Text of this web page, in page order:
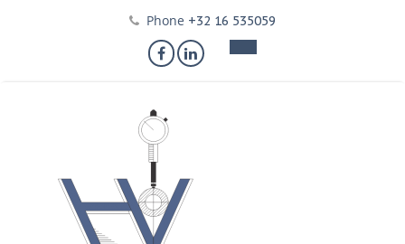
Phone +32 16 535059